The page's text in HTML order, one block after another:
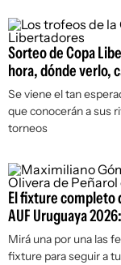
Sorteo de Copa
hora, dónde verlo,
Se viene el tan
que conocerán a sus
torneos
El fixture completo
AUF Uruguaya
Mirá una por una las
fixture para seguir a